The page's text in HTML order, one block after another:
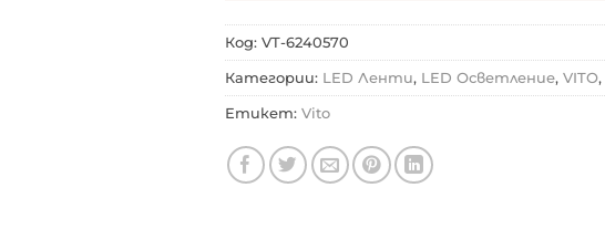
Код: VT-6240570
Категории: LED Ленти, LED Осветление, VITO,
Етикет: Vito